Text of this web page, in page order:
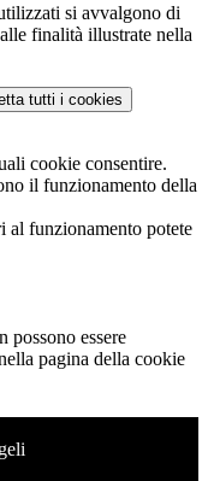
si avvalgono di
finalità illustrate nella
tutti i cookies
cookie consentire.
il funzionamento della
al funzionamento potete
possono essere
pagina della cookie